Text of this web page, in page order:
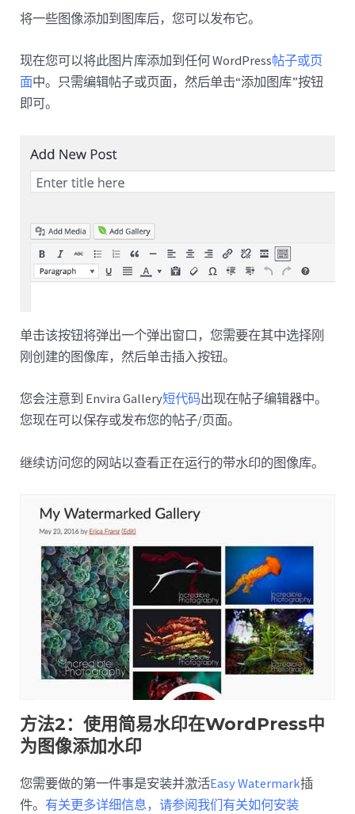
将一些图像添加到图库后，您可以发布它。
现在您可以将此图片库添加到任何 WordPress帖子或页
面中。只需编辑帖子或页面，然后单击“添加图库”按钮
即可。
单击该按钮将弹出一个弹出窗口，您需要在其中选择刚
刚创建的图像库，然后单击插入按钮。
您会注意到 Envira Gallery短代码出现在帖子编辑器中。
您现在可以保存或发布您的帖子/页面。
继续访问您的网站以查看正在运行的带水印的图像库。
方法2：使用简易水印在WordPress中
为图像添加水印
您需要做的第一件事是安装并激活Easy Watermark插
件。 有关更多详细信息，请参阅我们有关如何安装